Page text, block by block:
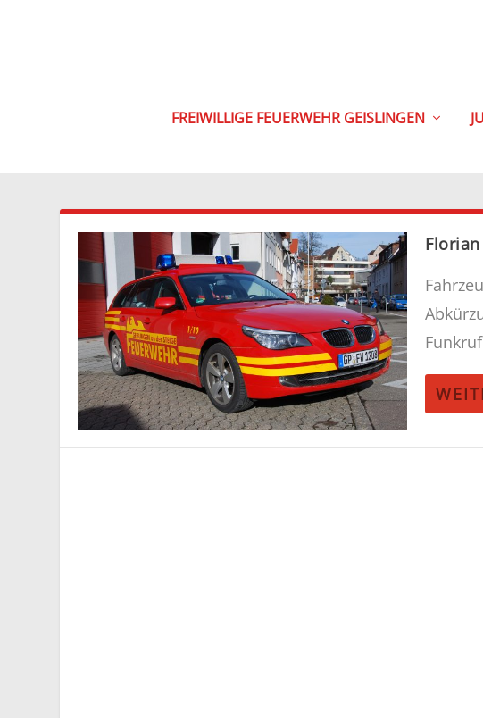
FREIWILLIGE FEUERWEHR GEISLINGEN